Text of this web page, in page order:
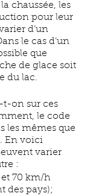
chaussée, les
pour leur
d’un
le cas d’un
que
de glace soit
du lac.
on sur ces
le code
les mêmes que
En voici
varier
:
et 70 km/h
des pays);